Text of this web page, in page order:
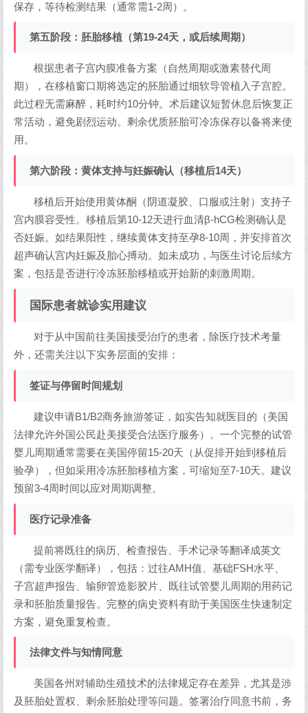
保存，等待检测结果（通常需1-2周）。
第五阶段：胚胎移植（第19-24天，或后续周期）
根据患者子宫内膜准备方案（自然周期或激素替代周
期），在移植窗口期将选定的胚胎通过细软导管植入子宫腔。
此过程无需麻醉，耗时约10分钟。术后建议短暂休息后恢复正
常活动，避免剧烈运动。剩余优质胚胎可冷冻保存以备将来使
用。
第六阶段：黄体支持与妊娠确认（移植后14天）
移植后开始使用黄体酮（阴道凝胶、口服或注射）支持子
宫内膜容受性。移植后第10-12天进行血清β-hCG检测确认是
否妊娠。如结果阳性，继续黄体支持至孕8-10周，并安排首次
超声确认宫内妊娠及胎心搏动。如未成功，与医生讨论后续方
案，包括是否进行冷冻胚胎移植或开始新的刺激周期。
国际患者就诊实用建议
对于从中国前往美国接受治疗的患者，除医疗技术考量
外，还需关注以下实务层面的安排：
签证与停留时间规划
建议申请B1/B2商务旅游签证，如实告知就医目的（美国
法律允许外国公民赴美接受合法医疗服务）。一个完整的试管
婴儿周期通常需要在美国停留15-20天（从促排开始到移植后
验孕），但如采用冷冻胚胎移植方案，可缩短至7-10天。建议
预留3-4周时间以应对周期调整。
医疗记录准备
提前将既往的病历、检查报告、手术记录等翻译成英文
（需专业医学翻译），包括：过往AMH值、基础FSH水平、
子宫超声报告、输卵管造影胶片、既往试管婴儿周期的用药记
录和胚胎质量报告。完整的病史资料有助于美国医生快速制定
方案，避免重复检查。
法律文件与知情同意
美国各州对辅助生殖技术的法律规定存在差异，尤其是涉
及胚胎处置权、剩余胚胎处理等问题。签署治疗同意书前，务